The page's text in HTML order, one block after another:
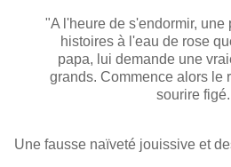
"A l'heure de s'endormir,
histoires à l'eau de rose
papa, lui demande une
grands. Commence alors le
sourire
Une fausse naïveté jouissive et